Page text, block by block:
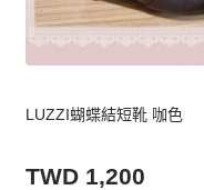
LUZZI蝴蝶結短靴 咖色
TWD 1,200